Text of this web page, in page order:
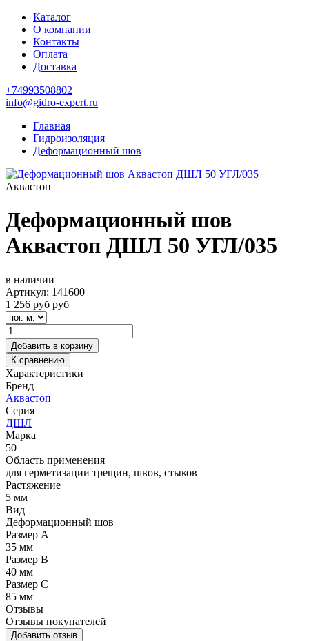
Каталог
О компании
Контакты
Оплата
Доставка
+74993508802
info@gidro-expert.ru
Главная
Гидроизоляция
Деформационный шов
Аквастоп
Деформационный шов
Аквастоп ДШЛ 50 УГЛ/035
в наличии
Артикул: 141600
1 256 руб руб
Добавить в корзину
К сравнению
Характеристики
Бренд
Аквастоп
Серия
ДШЛ
Марка
50
Область применения
для герметизации трещин, швов, стыков
Растяжение
5 мм
Вид
Деформационный шов
Размер А
35 мм
Размер В
40 мм
Размер С
85 мм
Отзывы
Отзывы покупателей
Добавить отзыв